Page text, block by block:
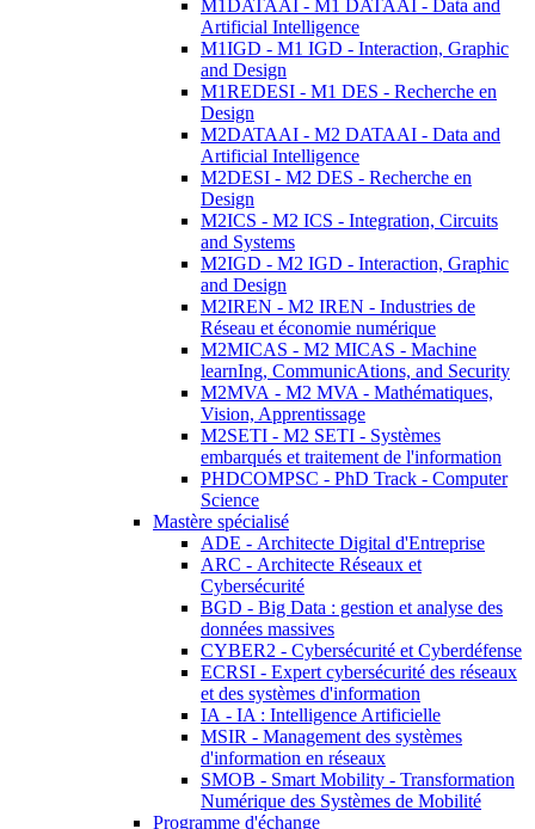
M1DATAAI - M1 DATAAI - Data and
Artificial Intelligence
M1IGD - M1 IGD - Interaction, Graphic
and Design
M1REDESI - M1 DES - Recherche en
Design
M2DATAAI - M2 DATAAI - Data and
Artificial Intelligence
M2DESI - M2 DES - Recherche en
Design
M2ICS - M2 ICS - Integration, Circuits
and Systems
M2IGD - M2 IGD - Interaction, Graphic
and Design
M2IREN - M2 IREN - Industries de
Réseau et économie numérique
M2MICAS - M2 MICAS - Machine
learnIng, CommunicAtions, and Security
M2MVA - M2 MVA - Mathématiques,
Vision, Apprentissage
M2SETI - M2 SETI - Systèmes
embarqués et traitement de l'information
PHDCOMPSC - PhD Track - Computer
Science
Mastère spécialisé
ADE - Architecte Digital d'Entreprise
ARC - Architecte Réseaux et
Cybersécurité
BGD - Big Data : gestion et analyse des
données massives
CYBER2 - Cybersécurité et Cyberdéfense
ECRSI - Expert cybersécurité des réseaux
et des systèmes d'information
IA - IA : Intelligence Artificielle
MSIR - Management des systèmes
d'information en réseaux
SMOB - Smart Mobility - Transformation
Numérique des Systèmes de Mobilité
Programme d'échange